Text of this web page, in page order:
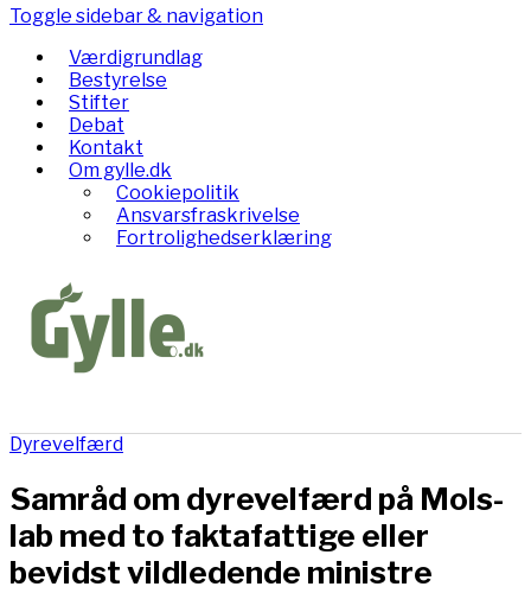
Toggle sidebar & navigation
Værdigrundlag
Bestyrelse
Stifter
Debat
Kontakt
Om gylle.dk
Cookiepolitik
Ansvarsfraskrivelse
Fortrolighedserklæring
Dyrevelfærd
Samråd om dyrevelfærd på Mols-
lab med to faktafattige eller
bevidst vildledende ministre